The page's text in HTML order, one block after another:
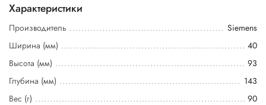
Характеристики
Производитель
Siemens
Ширина (мм)
40
Высота (мм)
93
Глубина (мм)
143
Вес (г)
90